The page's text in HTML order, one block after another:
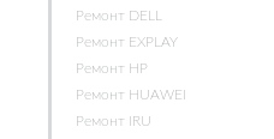
Ремонт DELL
Ремонт EXPLAY
Ремонт HP
Ремонт HUAWEI
Ремонт IRU